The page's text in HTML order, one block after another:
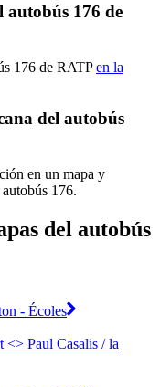
autobús 176 de
176 de RATPen la
del autobús
en un mapa y
176.
del autobús
- Écoles
Paul Casalis / la